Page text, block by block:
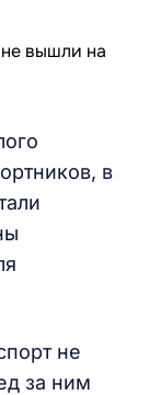
в
не
за ним